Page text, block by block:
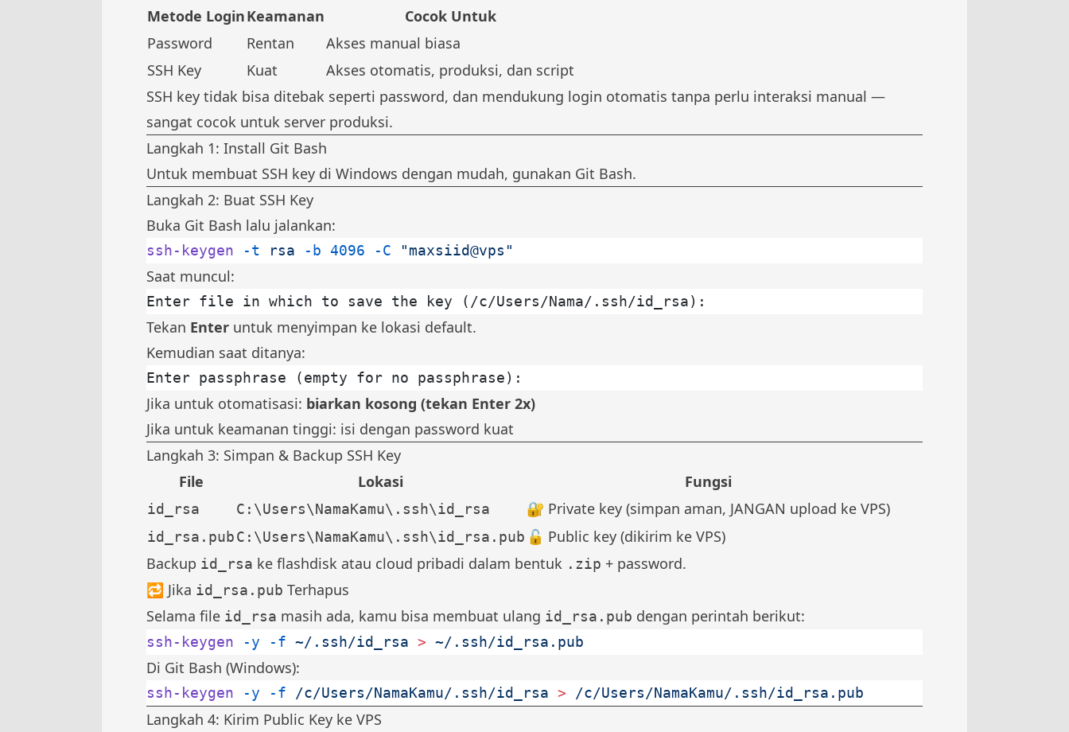
Metode LoginKeamanan
Cocok Untuk
Password
Rentan
Akses manual biasa
SSH Key
Kuat
Akses otomatis, produksi, dan script
SSH key tidak bisa ditebak seperti password, dan mendukung login otomatis tanpa perlu interaksi manual —
sangat cocok untuk server produksi.
Langkah 1: Install Git Bash
Untuk membuat SSH key di Windows dengan mudah, gunakan Git Bash.
Langkah 2: Buat SSH Key
Buka Git Bash lalu jalankan:
ssh-keygen -t rsa -b 4096 -C "maxsiid@vps"
Saat muncul:
Enter file in which to save the key (/c/Users/Nama/.ssh/id_rsa):
Tekan Enter untuk menyimpan ke lokasi default.
Kemudian saat ditanya:
Enter passphrase (empty for no passphrase):
Jika untuk otomatisasi: biarkan kosong (tekan Enter 2x)
Jika untuk keamanan tinggi: isi dengan password kuat
Langkah 3: Simpan & Backup SSH Key
File
Lokasi Fungsi
id_rsa C:\Users\NamaKamu\.ssh\id_rsa 🔐 Private key (simpan aman, JANGAN upload ke VPS)
id_rsa.pubC:\Users\NamaKamu\.ssh\id_rsa.pub 🔓 Public key (dikirim ke VPS)
Backup id_rsa ke flashdisk atau cloud pribadi dalam bentuk .zip + password.
🔁 Jika id_rsa.pub Terhapus
Selama file id_rsa masih ada, kamu bisa membuat ulang id_rsa.pub dengan perintah berikut:
ssh-keygen -y -f ~/.ssh/id_rsa > ~/.ssh/id_rsa.pub
Di Git Bash (Windows):
ssh-keygen -y -f /c/Users/NamaKamu/.ssh/id_rsa > /c/Users/NamaKamu/.ssh/id_rsa.pub
Langkah 4: Kirim Public Key ke VPS